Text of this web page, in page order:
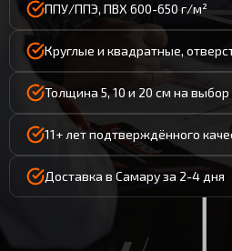
ППУ/ППЭ, ПВХ 600-650 г/м²
Круглые и квадратные,
Толщина 5, 10 и 20 см на выбор
11+ лет подтверждённого
Доставка в Самару за 2-4 дня